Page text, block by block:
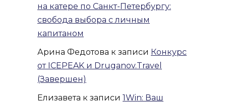
на катере по Санкт-Петербургу:
свобода выбора с личным
капитаном
Арина Федотова к записи Конкурс
от ICEPEAK и Druganov.Travel
(Завершен)
Елизавета к записи 1Win: Ваш